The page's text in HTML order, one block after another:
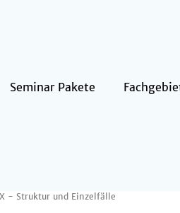
Seminar Pakete
- Struktur und Einzelfälle